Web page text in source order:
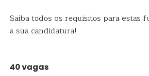
Saiba todos os requisitos para estas
a sua candidatura!
40 vagas